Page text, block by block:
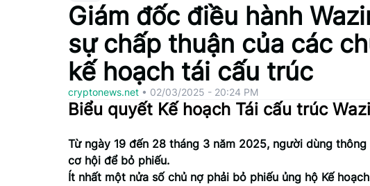
Giám đốc điều hành
sự chấp thuận của các
kế hoạch tái cấu trúc
cryptonews.net • 02/03/2025 - 20:24 PM
Biểu quyết Kế hoạch Tái cấu trúc
Từ ngày 19 đến 28 tháng 3 năm 2025, người dùng thông
cơ hội để bỏ phiếu.
Ít nhất một nửa số chủ nợ phải bỏ phiếu ủng hộ Kế